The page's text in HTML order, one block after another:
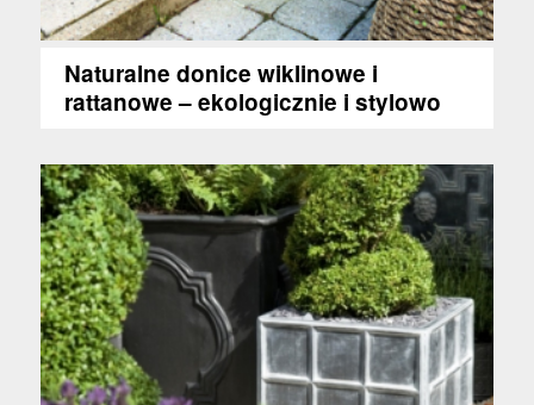
Naturalne donice wiklinowe i
rattanowe – ekologicznie i stylowo